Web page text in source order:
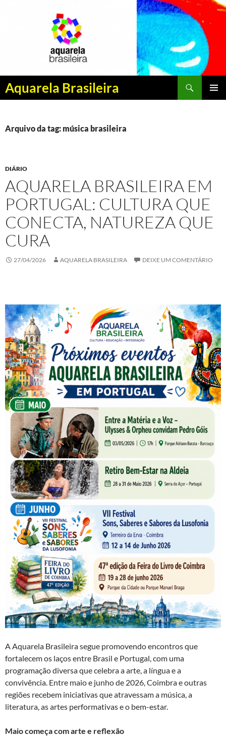
Aquarela Brasileira
Pesquisar
PULAR
CONTEÚDO
Arquivo da tag: música brasileira
DIÁRIO
AQUARELA BRASILEIRA EM
PORTUGAL: CULTURA QUE
CONECTA, NATUREZA QUE
CURA
27/04/2026 AQUARELA BRASILEIRA DEIXE UM COMENTÁRIO
A Aquarela Brasileira segue promovendo encontros que
fortalecem os laços entre Brasil e Portugal, com uma
programação diversa que celebra a arte, a língua e a
convivência. Entre maio e junho de 2026, Coimbra e outras
regiões recebem iniciativas que atravessam a música, a
literatura, as artes performativas e o bem-estar.
Maio começa com arte e reflexão